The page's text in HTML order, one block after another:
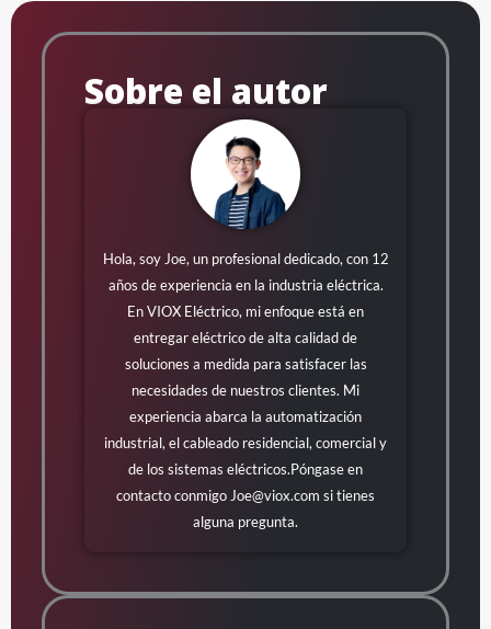
Sobre el autor
Hola, soy Joe, un profesional dedicado, con 12
años de experiencia en la industria eléctrica.
En VIOX Eléctrico, mi enfoque está en
entregar eléctrico de alta calidad de
soluciones a medida para satisfacer las
necesidades de nuestros clientes. Mi
experiencia abarca la automatización
industrial, el cableado residencial, comercial y
de los sistemas eléctricos.Póngase en
contacto conmigoJoe@viox.com si tienes
alguna pregunta.